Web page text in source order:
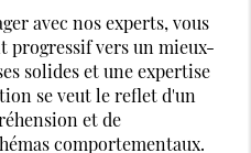
avec nos experts, vous
progressif vers un mieux-
solides et une expertise
se veut le reflet d'un
et de
comportementaux.